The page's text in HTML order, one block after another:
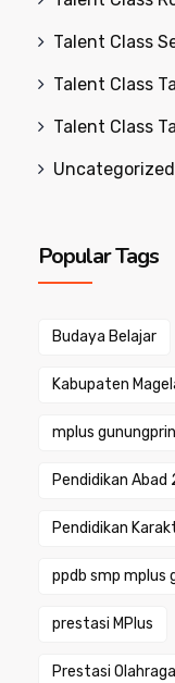
Talent Class
Talent Class
Talent Class
Uncategorized
Popular Tags
Budaya Belajar
Kabupaten
mplus
Pendidikan Abad
Pendidikan
ppdb smp mplus
prestasi MPlus
Prestasi